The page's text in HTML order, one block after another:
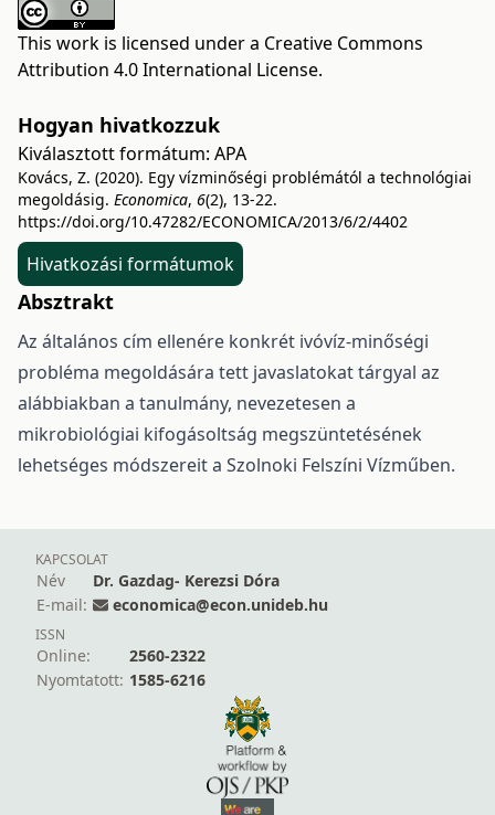
This work is licensed under a Creative Commons
Attribution 4.0 International License.
Hogyan hivatkozzuk
Kiválasztott formátum: APA
Kovács, Z. (2020). Egy vízminőségi problémától a technológiai
megoldásig. Economica, 6(2), 13-22.
https://doi.org/10.47282/ECONOMICA/2013/6/2/4402
Hivatkozási formátumok
Absztrakt
Az általános cím ellenére konkrét ivóvíz-minőségi
probléma megoldására tett javaslatokat tárgyal az
alábbiakban a tanulmány, nevezetesen a
mikrobiológiai kifogásoltság megszüntetésének
lehetséges módszereit a Szolnoki Felszíni Vízműben.
KAPCSOLAT
Név
Dr. Gazdag- Kerezsi Dóra
E-mail:
economica@econ.unideb.hu
ISSN
Online:
2560-2322
Nyomtatott: 1585-6216